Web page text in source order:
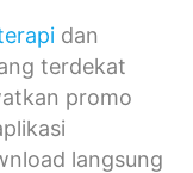
dan
terdekat
promo
langsung